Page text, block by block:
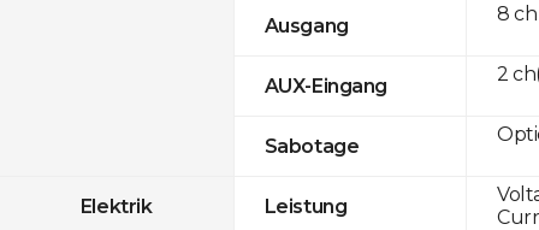
Ausgang
AUX-Eingang
Sabotage
Elektrik Leistung
8 ch
2